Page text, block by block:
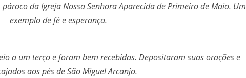
da Igreja Nossa Senhora Aparecida de Primeiro de Maio. Um
exemplo de fé e esperança.
a um terço e foram bem recebidas. Depositaram suas orações e
aos pés de São Miguel Arcanjo.